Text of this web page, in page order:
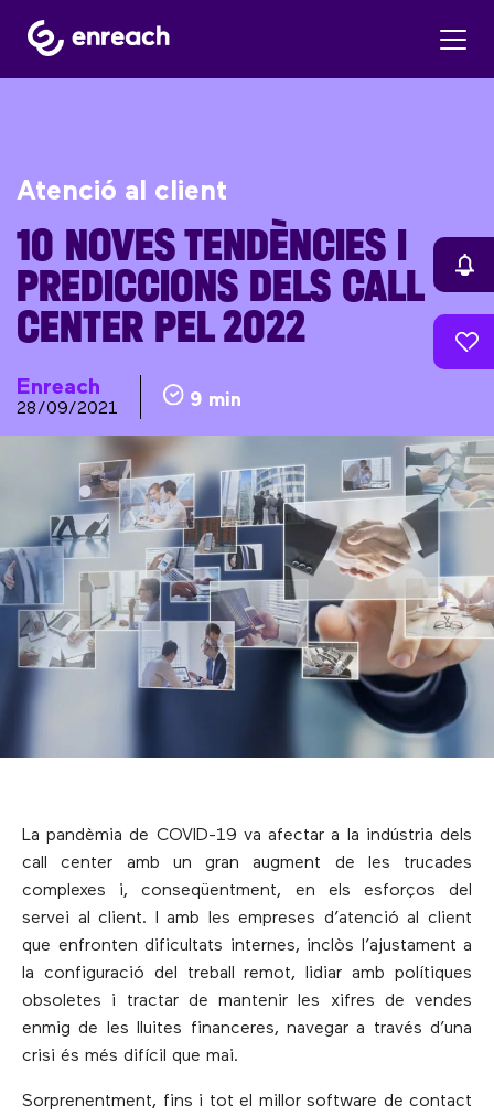
Atenció al client
10 NOVES TENDÈNCIES I
PREDICCIONS DELS CALL
CENTER PEL 2022
Enreach
28/09/2021 9 min
La pandèmia de COVID-19 va afectar a la indústria dels
call center amb un gran augment de les trucades
complexes i, conseqüentment, en els esforços del
servei al client. I amb les empreses d’atenció al client
que enfronten dificultats internes, inclòs l’ajustament a
la configuració del treball remot, lidiar amb polítiques
obsoletes i tractar de mantenir les xifres de vendes
enmig de les lluites financeres, navegar a través d’una
crisi és més difícil que mai.
Sorprenentment, fins i tot el millor software de contact